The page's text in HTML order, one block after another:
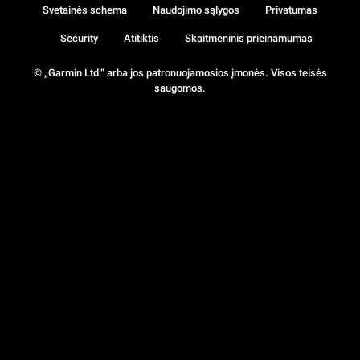
© „Garmin Ltd.“ arba jos patronuojamosios įmonės. Visos teisės
saugomos.
Svetainės schema Naudojimo sąlygos Privatumas
Security Atitiktis Skaitmeninis prieinamumas